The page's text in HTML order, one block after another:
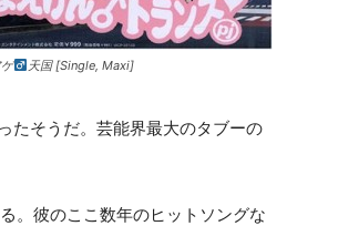
天国 [Single, Maxi]
たそうだ。芸能界最大のタブーの
。彼のここ数年のヒットソングな